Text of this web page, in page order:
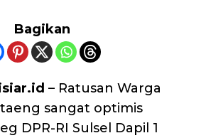
Bagikan
– Ratusan Warga
sangat optimis
DPR-RI Sulsel Dapil 1